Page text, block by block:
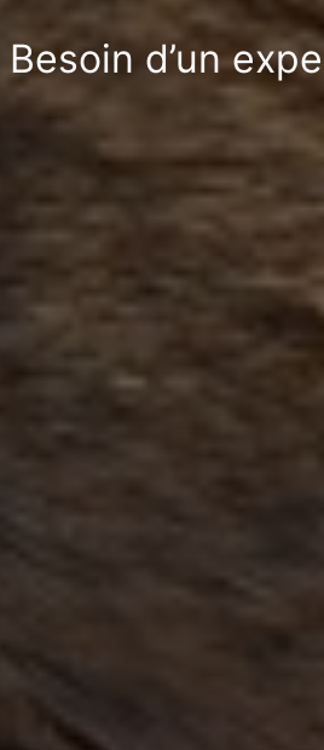
Besoin d’un